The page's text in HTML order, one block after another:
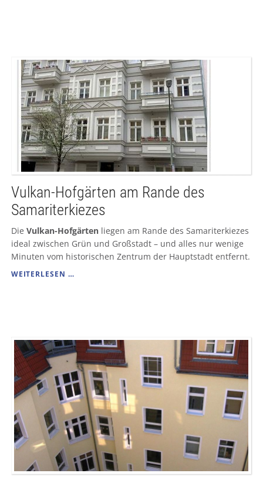
MIT
NIEDRIGENERGIE
Vulkan-Hofgärten am Rande des
Samariterkiezes
Die Vulkan-Hofgärten liegen am Rande des Samariterkiezes
ideal zwischen Grün und Großstadt – und alles nur wenige
Minuten vom historischen Zentrum der Hauptstadt entfernt.
WEITERLESEN …VULKAN-